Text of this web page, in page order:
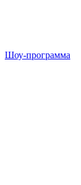
Шоу-программа